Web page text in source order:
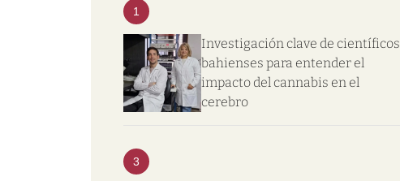
1
Investigación clave de científicos
bahienses para entender el
impacto del cannabis en el
cerebro
3